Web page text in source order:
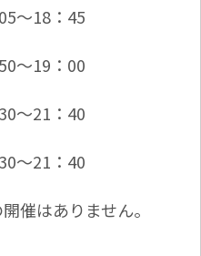
18：45
19：00
21：40
21：40
催はありません。